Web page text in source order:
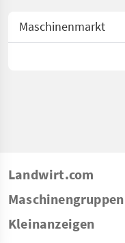
Maschinenmarkt
Landwirt.com
Maschinengruppen
Kleinanzeigen